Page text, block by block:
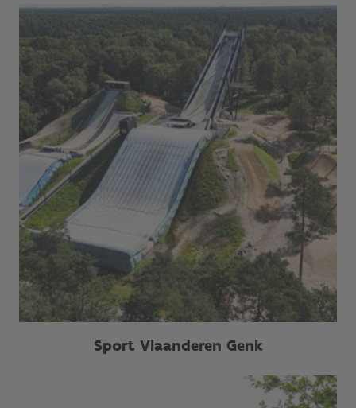
Sport Vlaanderen Genk